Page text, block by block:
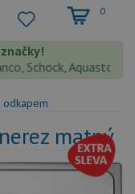
0
Schock,
matný